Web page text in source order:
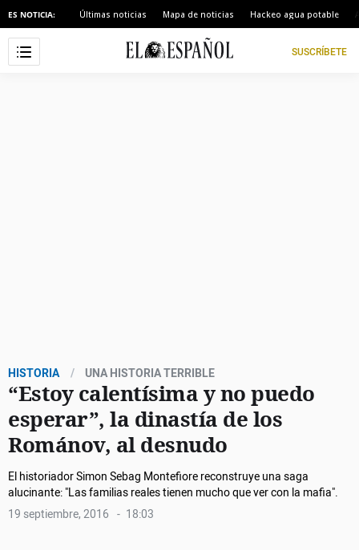
ES NOTICIA: Últimas noticias Mapa de noticias Hackeo agua potable
Español
HISTORIA UNA HISTORIA TERRIBLE
“Estoy calentísima y no puedo
esperar”, la dinastía de los
Románov, al desnudo
El historiador Simon Sebag Montefiore reconstruye una saga
alucinante: "Las familias reales tienen mucho que ver con la mafia".
19 septiembre, 2016
18:03